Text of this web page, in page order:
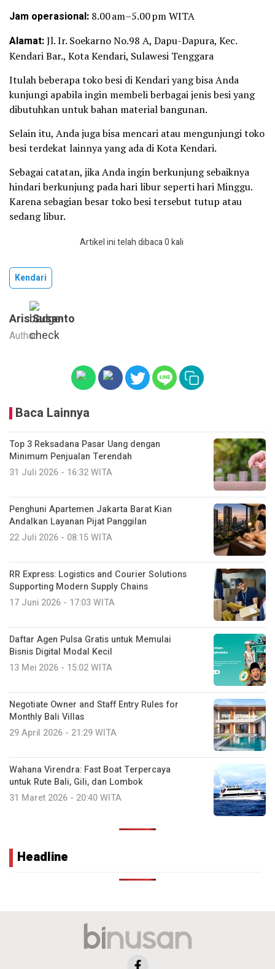
Jam operasional: 8.00 am–5.00 pm WITA
Alamat:Jl. Ir. Soekarno No.98 A, Dapu-Dapura, Kec.
Kendari Bar., Kota Kendari, Sulawesi Tenggara
Itulah beberapa toko besi di Kendari yang bisa Anda
kunjungi apabila ingin membeli berbagai jenis besi yang
dibutuhkan untuk bahan material bangunan.
Selain itu, Anda juga bisa mencari atau mengunjungi toko
besi terdekat lainnya yang ada di Kota Kendari.
Sebagai catatan, jika Anda ingin berkunjung sebaiknya
hindari berkunjung pada hari libur seperti hari Minggu.
Karena sebagian besar toko besi tersebut tutup atau
sedang libur.
Artikel ini telah dibaca 0 kali
Kendari
Aris Susanto
Author
Baca Lainnya
Top 3 Reksadana Pasar Uang dengan
Minimum Penjualan Terendah
31 Juli 2026 - 16:32 WITA
Penghuni Apartemen Jakarta Barat Kian
Andalkan Layanan Pijat Panggilan
22 Juli 2026 - 08:15 WITA
RR Express: Logistics and Courier Solutions
Supporting Modern Supply Chains
17 Juni 2026 - 17:03 WITA
Daftar Agen Pulsa Gratis untuk Memulai
Bisnis Digital Modal Kecil
13 Mei 2026 - 15:02 WITA
Negotiate Owner and Staff Entry Rules for
Monthly Bali Villas
29 April 2026 - 21:29 WITA
Wahana Virendra: Fast Boat Terpercaya
untuk Rute Bali, Gili, dan Lombok
31 Maret 2026 - 20:40 WITA
Headline